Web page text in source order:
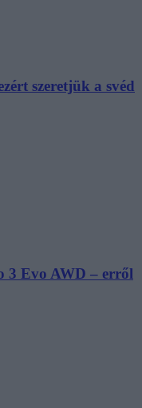
szeretjük a svéd
3 Evo AWD – erről